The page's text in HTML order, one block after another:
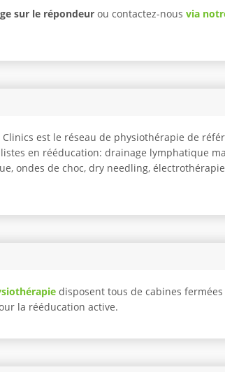
sur le répondeurou contactez-nous via
Clinics est le réseau de physiothérapie de
en rééducation: drainage lymphatique
ondes de choc, dry needling,
disposent tous de cabines
la rééducation active.